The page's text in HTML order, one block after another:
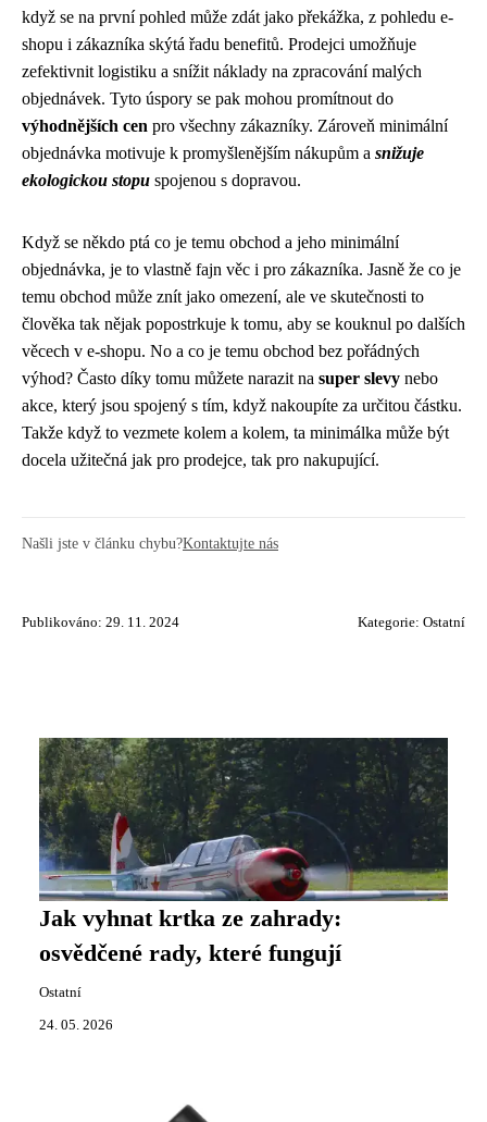
když se na první pohled může zdát jako překážka, z pohledu e-
shopu i zákazníka skýtá řadu benefitů. Prodejci umožňuje
zefektivnit logistiku a snížit náklady na zpracování malých
objednávek. Tyto úspory se pak mohou promítnout do
výhodnějších cen pro všechny zákazníky. Zároveň minimální
objednávka motivuje k promyšlenějším nákupům a snižuje
ekologickou stopu spojenou s dopravou.
Když se někdo ptá co je temu obchod a jeho minimální
objednávka, je to vlastně fajn věc i pro zákazníka. Jasně že co je
temu obchod může znít jako omezení, ale ve skutečnosti to
člověka tak nějak popostrkuje k tomu, aby se kouknul po dalších
věcech v e-shopu. No a co je temu obchod bez pořádných
výhod? Často díky tomu můžete narazit na super slevy nebo
akce, který jsou spojený s tím, když nakoupíte za určitou částku.
Takže když to vezmete kolem a kolem, ta minimálka může být
docela užitečná jak pro prodejce, tak pro nakupující.
Našli jste v článku chybu?Kontaktujte nás
Publikováno: 29. 11. 2024 Kategorie: Ostatní
Jak vyhnat krtka ze zahrady:
osvědčené rady, které fungují
Ostatní
24. 05. 2026